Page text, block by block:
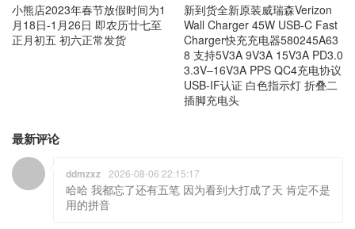
小熊店2023年春节放假时间为1
月18日-1月26日 即农历廿七至
正月初五 初六正常发货
新到货全新原装威瑞森Verizon
Wall Charger 45W USB-C Fast
Charger快充充电器580245A63
8 支持5V3A 9V3A 15V3A PD3.0
3.3V–16V3A PPS QC4充电协议
USB-IF认证 白色指示灯 折叠二
插脚充电头
最新评论
ddmzxz 2026-08-06 22:15:17
哈哈 我都忘了还有五笔 因为看到大打成了天 肯定不是
用的拼音